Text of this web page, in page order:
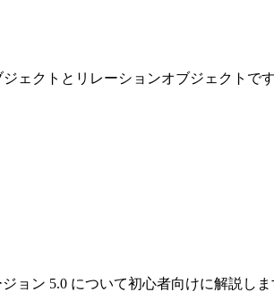
ェクトとリレーションオブジェクトです
ョン 5.0 について初心者向けに解説し